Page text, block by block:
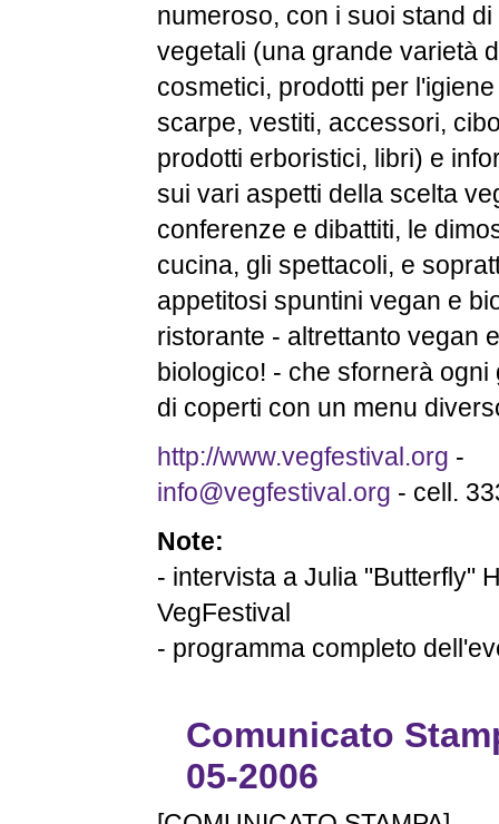
numeroso, con i suoi stand
vegetali (una grande varietà
cosmetici, prodotti per
scarpe, vestiti, accessori,
prodotti erboristici, libri) e
sui vari aspetti della scelta
conferenze e dibattiti, le
cucina, gli spettacoli, e
appetitosi spuntini vegan e
ristorante - altrettanto vegan
biologico! - che sfornerà
di coperti con un menu
http://www.vegfestival.org -
info@vegfestival.org - cell.
Note:
- intervista a Julia "Butterfly"
VegFestival
- programma completo
Comunicato
05-2006